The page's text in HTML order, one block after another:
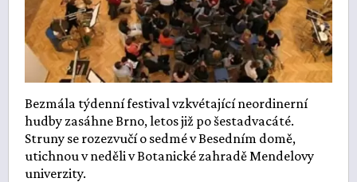
Bezmála týdenní festival vzkvétající neordinerní
hudby zasáhne Brno, letos již po šestadvacáté.
Struny se rozezvučí o sedmé v Besedním domě,
utichnou v neděli v Botanické zahradě Mendelovy
univerzity.